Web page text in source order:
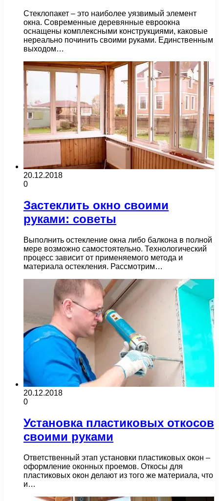
Стеклопакет – это наиболее уязвимый элемент
окна. Современные деревянные евроокна
оснащены комплексными конструкциями, каковые
нереально починить своими руками. Единственным
выходом…
20.12.2018
0
Застеклить окно своими
руками: советы
Выполнить остекление окна либо балкона в полной
мере возможно самостоятельно. Технологический
процесс зависит от применяемого метода и
материала остекления. Рассмотрим…
20.12.2018
0
Установка пластиковых откосов
своими руками
Ответственный этап установки пластиковых окон –
оформление оконных проемов. Откосы для
пластиковых окон делают из того же материала, что
и…